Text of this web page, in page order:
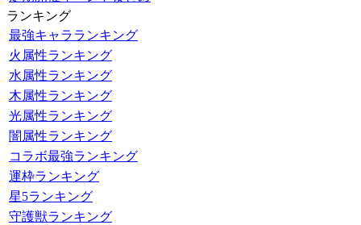
ランキング
最強キャラランキング
火属性ランキング
水属性ランキング
木属性ランキング
光属性ランキング
闇属性ランキング
コラボ最強ランキング
運枠ランキング
星5ランキング
守護獣ランキング